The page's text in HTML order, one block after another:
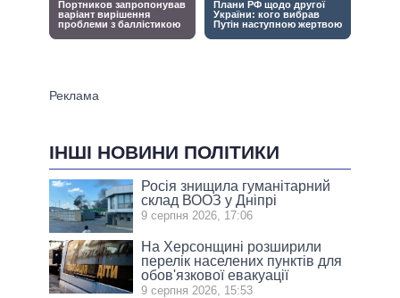
ІНШІ НОВИНИ ПОЛІТИКИ
Росія знищила гуманітарний
склад ВООЗ у Дніпрі
9 серпня 2026, 17:06
На Херсонщині розширили
перелік населених пунктів для
обов'язкової евакуації
9 серпня 2026, 15:53